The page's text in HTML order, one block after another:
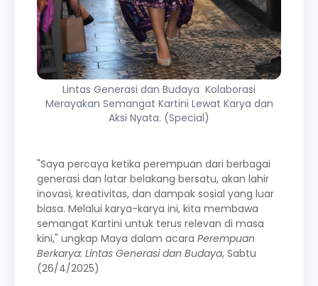
Lintas Generasi dan Budaya Kolaborasi
Merayakan Semangat Kartini Lewat Karya dan
Aksi Nyata. (Special)
"Saya percaya ketika perempuan dari berbagai
generasi dan latar belakang bersatu, akan lahir
inovasi, kreativitas, dan dampak sosial yang luar
biasa. Melalui karya-karya ini, kita membawa
semangat Kartini untuk terus relevan di masa
kini," ungkap Maya dalam acara Perempuan
Berkarya: Lintas Generasi dan Budaya, Sabtu
(26/4/2025)